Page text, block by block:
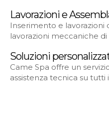
Lavorazioni e
Inserimento e lavorazioni
lavorazioni meccaniche
Soluzioni
Came Spa offre un
assistenza tecnica su